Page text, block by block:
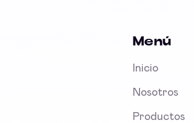
Menú
Inicio
Nosotros
Productos